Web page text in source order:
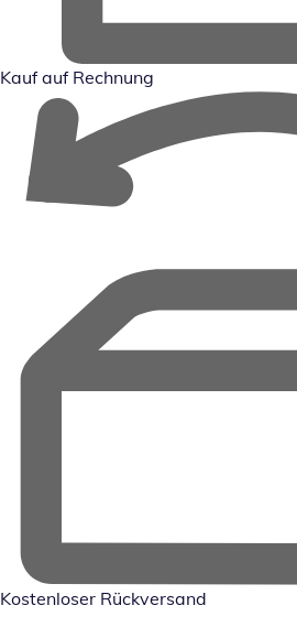
Kauf auf Rechnung
Kostenloser Rückversand